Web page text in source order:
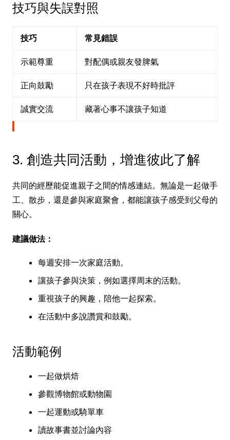
技巧與失誤對照
技巧 常見錯誤
示範尊重 對配偶或親友發脾氣
正向鼓勵 只在孩子表現不好時批評
誠實交流 藏著心事不讓孩子知道
3. 創造共同活動，增進彼此了解
共同的經歷能促進親子之間的情感連結。無論是一起做手
工、散步，還是參與家庭聚會，都能讓孩子感受到父母的
關心。
建議做法：
每週安排一次家庭活動。
讓孩子參與決策，例如選擇周末的活動。
重視孩子的興趣，陪他一起探索。
在活動中多說讚賞和鼓勵。
活動範例
一起做烘焙
參觀博物館或動物園
一起運動或騎單車
讀故事書並討論內容